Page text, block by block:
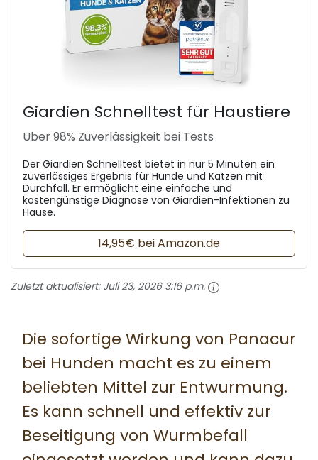
Giardien Schnelltest für Haustiere
Über 98% Zuverlässigkeit bei Tests
Der Giardien Schnelltest bietet in nur 5 Minuten ein
zuverlässiges Ergebnis für Hunde und Katzen mit
Durchfall. Er ermöglicht eine einfache und
kostengünstige Diagnose von Giardien-Infektionen zu
Hause.
14,95€ bei Amazon.de
Zuletzt aktualisiert: Juli 23, 2026 3:16 p.m.
Die sofortige Wirkung von Panacur
bei Hunden macht es zu einem
beliebten Mittel zur Entwurmung.
Es kann schnell und effektiv zur
Beseitigung von Wurmbefall